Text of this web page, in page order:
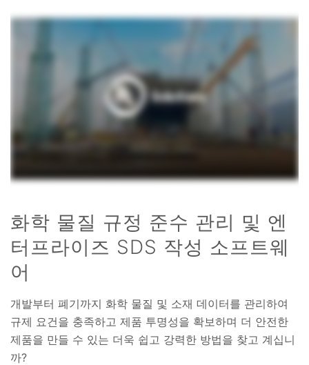
화학 물질 규정 준수 관리 및 엔
터프라이즈 SDS 작성 소프트웨
어
개발부터 폐기까지 화학 물질 및 소재 데이터를 관리하여
규제 요건을 충족하고 제품 투명성을 확보하며 더 안전한
제품을 만들 수 있는 더욱 쉽고 강력한 방법을 찾고 계십니
까?